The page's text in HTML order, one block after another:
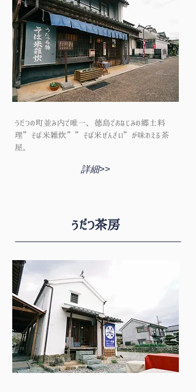
うだつの町並み内で唯一、徳島でおなじみの郷土料
理”そば米雑炊””そば米ぜんざい”が味わえる茶
屋。
詳細>>
うだつ茶房